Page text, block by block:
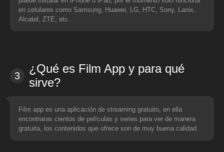
en celulares como Samsung, Huawei, LG, HTC, Sony, Lanix,
Alcatel, ZTE, etc.
3
¿Qué es Film App y para qué
sirve?
Film app es una aplicación de streaming gratuito, en ella
encontraras cientos de películas y series para ver de manera
gratuita, los contenidos que ofrece son de muy buena calidad.